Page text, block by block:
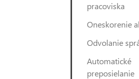
pracoviska
Oneskorenie
Odvolanie
Automatické
preposielanie